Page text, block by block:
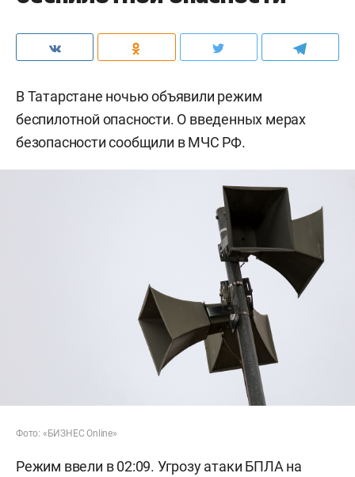
В Татарстане ночью объявили режим
беспилотной опасности. О введенных мерах
безопасности сообщили в МЧС РФ.
Фото: «БИЗНЕС Online»
Режим ввели в 02:09. Угрозу атаки БПЛА на